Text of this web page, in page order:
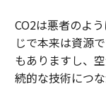
CO2は悪者のよ
じで本来は資源
もありますし、
続的な技術につな